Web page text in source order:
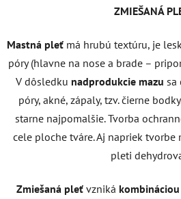
ZMIEŠANÁ
Mastná pleť má hrubú textúru, je
póry (hlavne na nose a brade –
V dôsledku nadprodukcie mazu sa
póry, akné, zápaly, tzv. čierne
starne najpomalšie. Tvorba
cele ploche tváre. Aj napriek tvorbe
pleti
Zmiešaná pleť vzniká